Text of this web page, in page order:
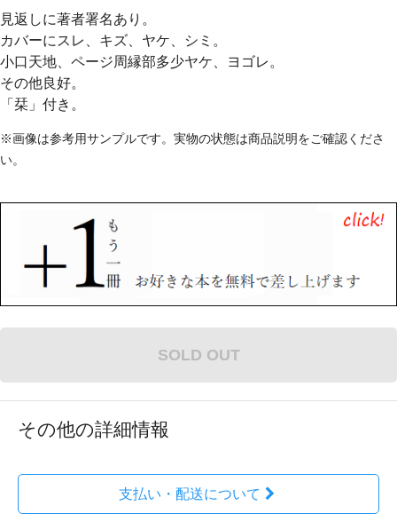
見返しに著者署名あり。
カバーにスレ、キズ、ヤケ、シミ。
小口天地、ページ周縁部多少ヤケ、ヨゴレ。
その他良好。
「栞」付き。
※画像は参考用サンプルです。実物の状態は商品説明をご確認くださ
い。
SOLD OUT
その他の詳細情報
支払い・配送について